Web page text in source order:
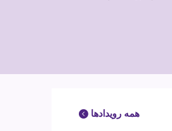
همه رویدادها